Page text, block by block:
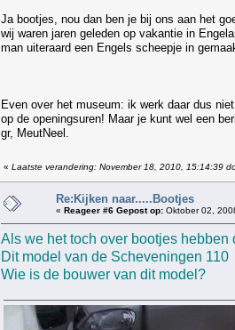
Ja bootjes, nou dan ben je bij ons aan het
wij waren jaren geleden op vakantie in
man uiteraard een Engels scheepje in
Even over het museum: ik werk daar dus
op de openingsuren! Maar je kunt wel een
gr, MeutNeel.
« Laatste verandering: November 18, 2010, 15:14:39
Re:Kijken naar.....Bootjes
« Reageer #6 Gepost op: Oktober 02,
Als we het toch over bootjes
Dit model van de Scheveningen
Wie is de bouwer van dit model?